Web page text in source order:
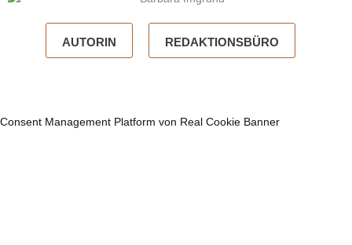
AUTORIN REDAKTIONSBÜRO
Consent Management Platform von Real Cookie Banner